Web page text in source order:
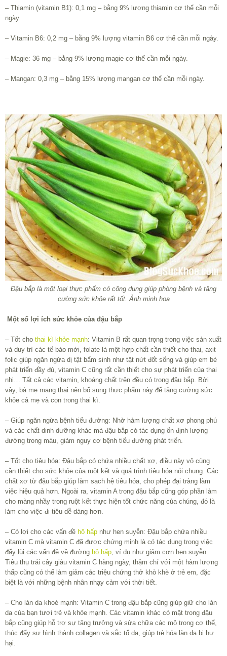
– Thiamin (vitamin B1): 0,1 mg – bằng 9% lượng thiamin cơ thể cần mỗi
ngày.
– Vitamin B6: 0,2 mg – bằng 9% lượng vitamin B6 cơ thể cần mỗi ngày.
– Magie: 36 mg – bằng 9% lượng magie cơ thể cần mỗi ngày.
– Mangan: 0,3 mg – bằng 15% lượng mangan cơ thể cần mỗi ngày.
Đậu bắp là một loại thực phẩm có công dụng giúp phòng bệnh và tăng
cường sức khỏe rất tốt. Ảnh minh họa
Một số lợi ích sức khỏe của đậu bắp
– Tốt cho thai kì khỏe mạnh: Vitamin B rất quan trọng trong việc sản xuất
và duy trì các tế bào mới, folate là một hợp chất cần thiết cho thai, axit
folic giúp ngăn ngừa dị tật bẩm sinh như tật nứt đốt sống và giúp em bé
phát triển đầy đủ, vitamin C cũng rất cần thiết cho sự phát triển của thai
nhi… Tất cả các vitamin, khoáng chất trên đều có trong đậu bắp. Bởi
vậy, bà mẹ mang thai nên bổ sung thực phẩm này để tăng cường sức
khỏe cả mẹ và con trong thai kì.
– Giúp ngăn ngừa bệnh tiểu đường: Nhờ hàm lượng chất xơ phong phú
và các chất dinh dưỡng khác mà đậu bắp có tác dụng ổn định lượng
đường trong máu, giảm nguy cơ bệnh tiểu đường phát triển.
– Tốt cho tiêu hóa: Đậu bắp có chứa nhiều chất xơ, điều này vô cùng
cần thiết cho sức khỏe của ruột kết và quá trình tiêu hóa nói chung. Các
chất xơ từ đậu bắp giúp làm sạch hệ tiêu hóa, cho phép đại tràng làm
việc hiệu quả hơn. Ngoài ra, vitamin A trong đậu bắp cũng góp phần làm
cho màng nhầy trong ruột kết thực hiện tốt chức năng của chúng, đó là
làm cho việc đi tiêu dễ dàng hơn.
– Có lợi cho các vấn đề hô hấp như hen suyễn: Đậu bắp chứa nhiều
vitamin C mà vitamin C đã được chứng minh là có tác dụng trong việc
đẩy lùi các vấn đề về đường hô hấp, ví dụ như giảm cơn hen suyễn.
Tiêu thụ trái cây giàu vitamin C hàng ngày, thậm chí với một hàm lượng
thấp cũng có thể làm giảm các triệu chứng thở khò khè ở trẻ em, đặc
biệt là với những bệnh nhân nhạy cảm với thời tiết.
– Cho làn da khoẻ mạnh: Vitamin C trong đậu bắp cũng giúp giữ cho làn
da của bạn tươi trẻ và khỏe mạnh. Các vitamin khác có mặt trong đậu
bắp cũng giúp hỗ trợ sự tăng trưởng và sửa chữa các mô trong cơ thể,
thúc đẩy sự hình thành collagen và sắc tố da, giúp trẻ hóa làn da bị hư
hại.